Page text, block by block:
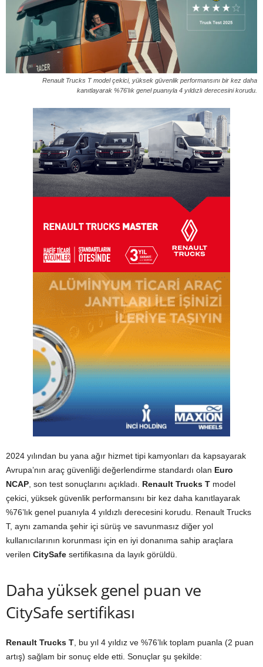
Renault Trucks T model çekici, yüksek güvenlik performansını bir kez daha
kanıtlayarak %76'lık genel puanıyla 4 yıldızlı derecesini korudu.
2024 yılından bu yana ağır hizmet tipi kamyonları da kapsayarak
Avrupa’nın araç güvenliği değerlendirme standardı olan Euro
NCAP , son test sonuçlarını açıkladı. Renault Trucks T model
çekici, yüksek güvenlik performansını bir kez daha kanıtlayarak
%76’lık genel puanıyla 4 yıldızlı derecesini korudu. Renault Trucks
T, aynı zamanda şehir içi sürüş ve savunmasız diğer yol
kullanıcılarının korunması için en iyi donanıma sahip araçlara
verilen CitySafe sertifikasına da layık görüldü.
Daha yüksek genel puan ve
CitySafe sertifikası
Renault Trucks T , bu yıl 4 yıldız ve %76’lık toplam puanla (2 puan
artış) sağlam bir sonuç elde etti. Sonuçlar şu şekilde: